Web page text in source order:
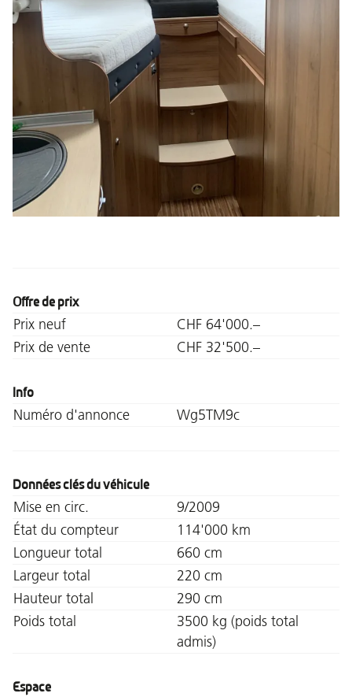
Offre de prix
Prix neuf
CHF 64'000.–
Prix de vente
CHF 32'500.–
Info
Numéro d'annonce Wg5TM9c
Données clés du véhicule
Mise en circ.
9/2009
État du compteur
114'000 km
Longueur total
660 cm
Largeur total
220 cm
Hauteur total
290 cm
Poids total
3500 kg (poids total
admis)
Espace